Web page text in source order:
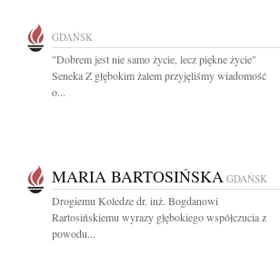
GDAŃSK
"Dobrem jest nie samo życie, lecz piękne życie"
Seneka Z głębokim żalem przyjęliśmy wiadomość
o...
MARIA BARTOSIŃSKA GDAŃSK
Drogiemu Koledze dr. inż. Bogdanowi
Rartosińskiemu wyrazy głębokiego współczucia z
powodu...